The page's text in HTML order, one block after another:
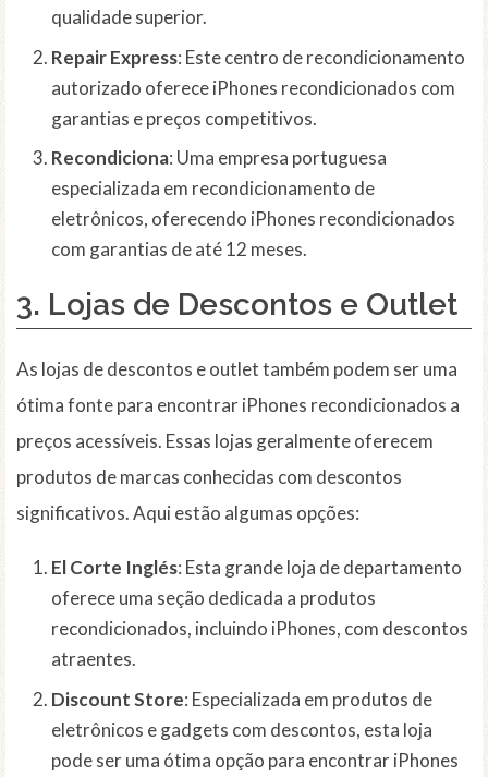
qualidade superior.
Repair Express: Este centro de recondicionamento
autorizado oferece iPhones recondicionados com
garantias e preços competitivos.
Recondiciona: Uma empresa portuguesa
especializada em recondicionamento de
eletrônicos, oferecendo iPhones recondicionados
com garantias de até 12 meses.
3. Lojas de Descontos e Outlet
As lojas de descontos e outlet também podem ser uma
ótima fonte para encontrar iPhones recondicionados a
preços acessíveis. Essas lojas geralmente oferecem
produtos de marcas conhecidas com descontos
significativos. Aqui estão algumas opções:
El Corte Inglés: Esta grande loja de departamento
oferece uma seção dedicada a produtos
recondicionados, incluindo iPhones, com descontos
atraentes.
Discount Store: Especializada em produtos de
eletrônicos e gadgets com descontos, esta loja
pode ser uma ótima opção para encontrar iPhones